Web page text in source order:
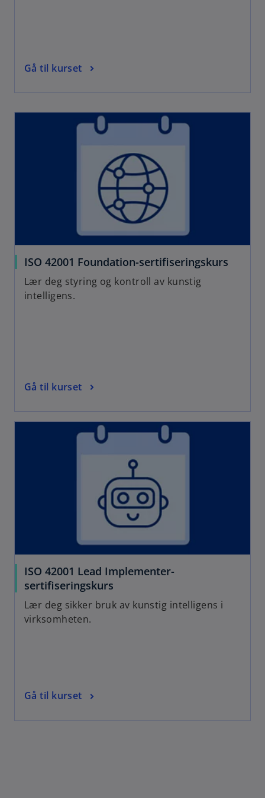
Gå til kurset
ISO 42001 Foundation-sertifiseringskurs
Lær deg styring og kontroll av kunstig
intelligens.
Gå til kurset
ISO 42001 Lead Implementer-
sertifiseringskurs
Lær deg sikker bruk av kunstig intelligens i
virksomheten.
Gå til kurset